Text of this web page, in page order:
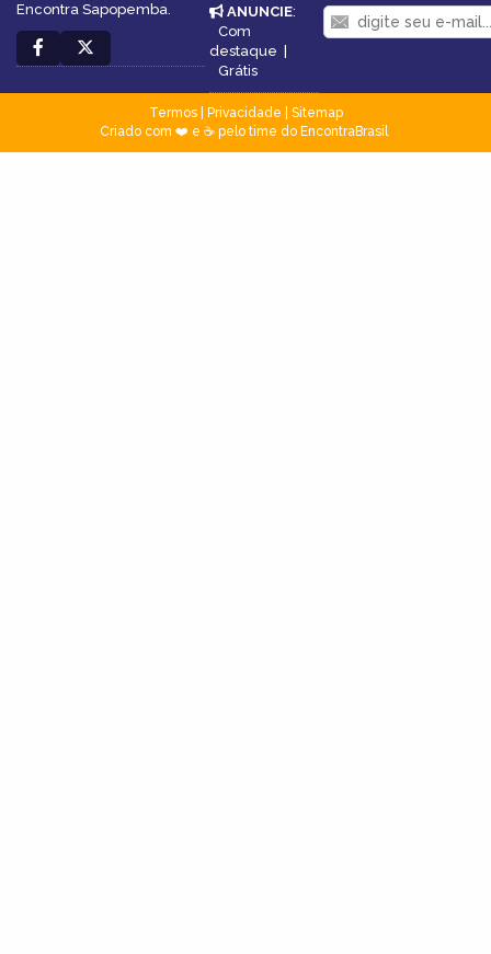
Encontra Sapopemba.
ANUNCIE:
Com
destaque
Grátis
Termos| Privacidade
Sitemap
Criado com ❤️ e ☕ pelo time do EncontraBrasil